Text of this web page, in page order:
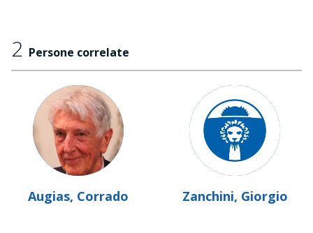
2 Persone correlate
Augias, Corrado Zanchini, Giorgio